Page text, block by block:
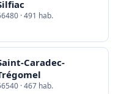
· 491 hab.
Caradec-
· 467 hab.